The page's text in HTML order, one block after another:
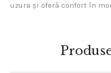
uzura și oferă confort în